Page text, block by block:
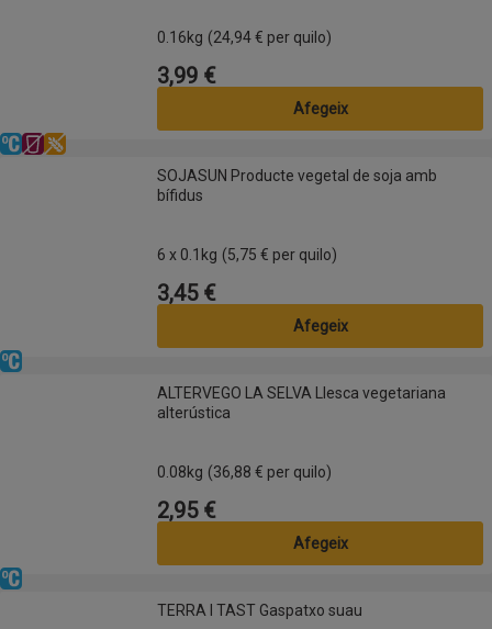
0.16kg (24,94 € per quilo)
Preu
3,99 €
Afegeix
SOJASUN Producte vegetal de soja amb bífidus
Refrigerat
Sense lactosa
Sense gluten
SOJASUN Producte vegetal de soja amb
bífidus
6 x 0.1kg (5,75 € per quilo)
Preu
3,45 €
Afegeix
ALTERVEGO LA SELVA Llesca vegetariana alterústica
Refrigerat
ALTERVEGO LA SELVA Llesca vegetariana
alterústica
0.08kg (36,88 € per quilo)
Preu
2,95 €
Afegeix
TERRA I TAST Gaspatxo suau
Refrigerat
TERRA I TAST Gaspatxo suau